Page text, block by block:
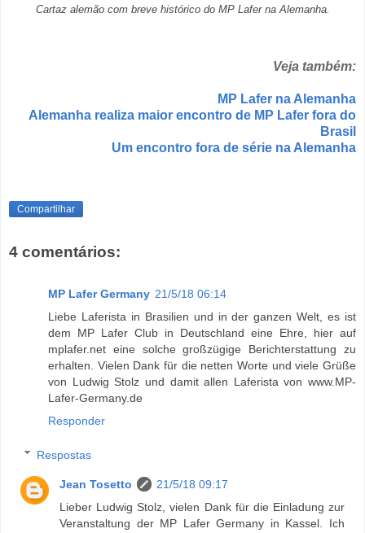
Cartaz alemão com breve histórico do MP Lafer na Alemanha.
Veja também:
MP Lafer na Alemanha
Alemanha realiza maior encontro de MP Lafer fora do
Brasil
Um encontro fora de série na Alemanha
Compartilhar
4 comentários:
MP Lafer Germany 21/5/18 06:14
Liebe Laferista in Brasilien und in der ganzen Welt, es ist
dem MP Lafer Club in Deutschland eine Ehre, hier auf
mplafer.net eine solche großzügige Berichterstattung zu
erhalten. Vielen Dank für die netten Worte und viele Grüße
von Ludwig Stolz und damit allen Laferista von www.MP-
Lafer-Germany.de
Responder
Respostas
Jean Tosetto
21/5/18 09:17
Lieber Ludwig Stolz, vielen Dank für die Einladung zur
Veranstaltung der MP Lafer Germany in Kassel. Ich